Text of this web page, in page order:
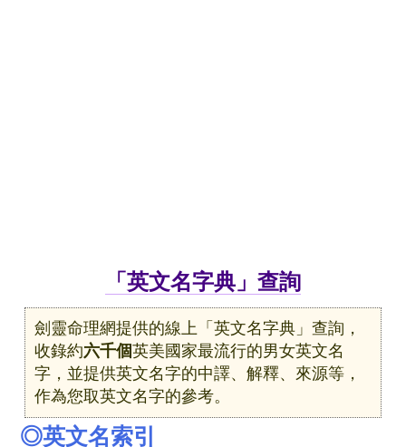
「英文名字典」查詢
劍靈命理網提供的線上「英文名字典」查詢，
收錄約六千個英美國家最流行的男女英文名
字，並提供英文名字的中譯、解釋、來源等，
作為您取英文名字的參考。
◎英文名索引